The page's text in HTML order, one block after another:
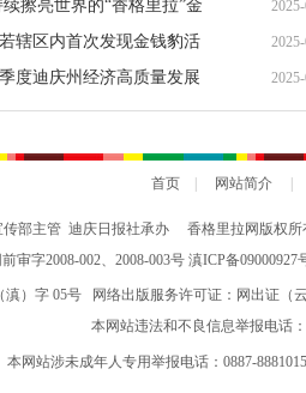
擦亮世界的“香格里拉”金
拉市委书记黄龙新
辖区内首次发现金钱豹活
度迪庆州经济高质量发展